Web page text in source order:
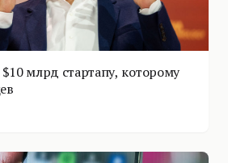
млрд стартапу, которому